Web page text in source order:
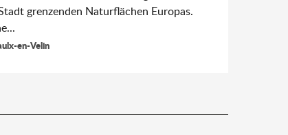
grenzenden Naturflächen Europas.
en-Velin